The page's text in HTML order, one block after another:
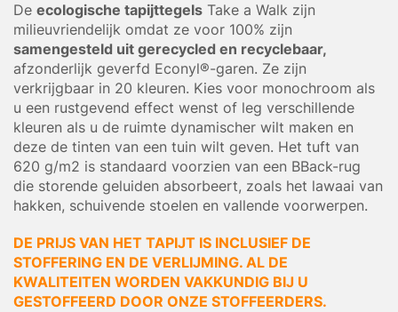
De ecologische tapijttegels Take a Walk zijn
milieuvriendelijk omdat ze voor 100% zijn
samengesteld uit gerecycled en recyclebaar,
afzonderlijk geverfd Econyl®-garen. Ze zijn
verkrijgbaar in 20 kleuren. Kies voor monochroom als
u een rustgevend effect wenst of leg verschillende
kleuren als u de ruimte dynamischer wilt maken en
deze de tinten van een tuin wilt geven. Het tuft van
620 g/m2 is standaard voorzien van een BBack-rug
die storende geluiden absorbeert, zoals het lawaai van
hakken, schuivende stoelen en vallende voorwerpen.
DE PRIJS VAN HET TAPIJT IS INCLUSIEF DE
STOFFERING EN DE VERLIJMING. AL DE
KWALITEITEN WORDEN VAKKUNDIG BIJ U
GESTOFFEERD DOOR ONZE STOFFEERDERS.